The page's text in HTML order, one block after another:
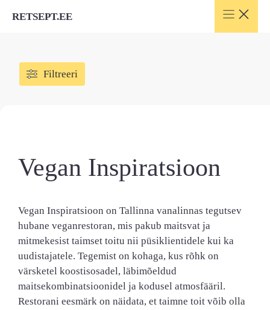
RETSEPT.EE
Filtreeri
Vegan Inspiratsioon
Vegan Inspiratsioon on Tallinna vanalinnas tegutsev
hubane veganrestoran, mis pakub maitsvat ja
mitmekesist taimset toitu nii püsiklientidele kui ka
uudistajatele. Tegemist on kohaga, kus rõhk on
värsketel koostisosadel, läbimõeldud
maitsekombinatsioonidel ja kodusel atmosfääril.
Restorani eesmärk on näidata, et taimne toit võib olla